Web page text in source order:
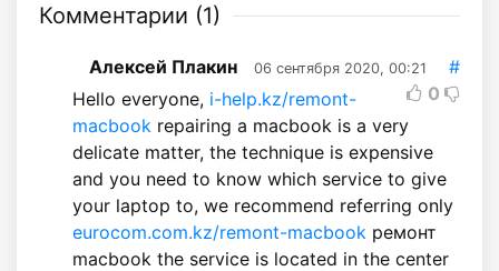
Комментарии (1)
Алексей Плакин 06 сентября 2020, 00:21
#
0
Hello everyone, i-help.kz/remont-
macbook repairing a macbook is a very
delicate matter, the technique is expensive
and you need to know which service to give
your laptop to, we recommend referring only
eurocom.com.kz/remont-macbook ремонт
macbook the service is located in the center